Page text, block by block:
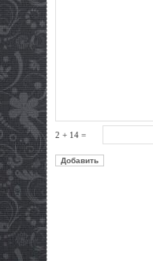
2 + 14 =